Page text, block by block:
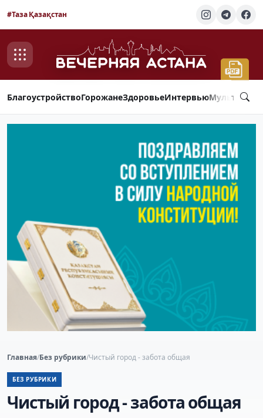
#Таза Қазақстан
БлагоустройствоГорожанеЗдоровьеИнтервью
Главная/Без рубрики/Чистый город - забота общая
БЕЗ РУБРИКИ
Чистый город - забота общая